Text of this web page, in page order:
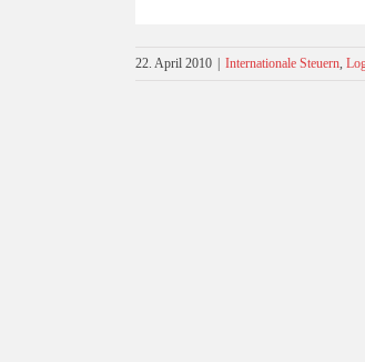
22. April 2010 Internationale Steuern,